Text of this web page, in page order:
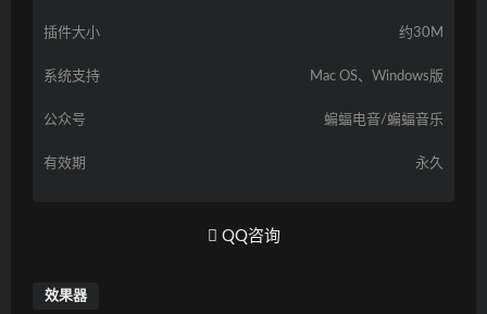
插件大小 约30M
系统支持 Mac OS、Windows版
公众号 蝙蝠电音/蝙蝠音乐
有效期 永久
QQ咨询
效果器